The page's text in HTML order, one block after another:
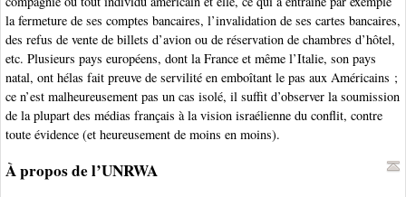
la fermeture de ses comptes bancaires, l’invalidation de ses cartes bancaires,
des refus de vente de billets d’avion ou de réservation de chambres d’hôtel,
etc. Plusieurs pays européens, dont la France et même l’Italie, son pays
natal, ont hélas fait preuve de servilité en emboîtant le pas aux Américains ;
ce n’est malheureusement pas un cas isolé, il suffit d’observer la soumission
de la plupart des médias français à la vision israélienne du conflit, contre
toute évidence (et heureusement de moins en moins).
À propos de l’UNRWA